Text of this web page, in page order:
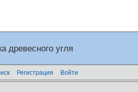
древесного угля
Регистрация Войти